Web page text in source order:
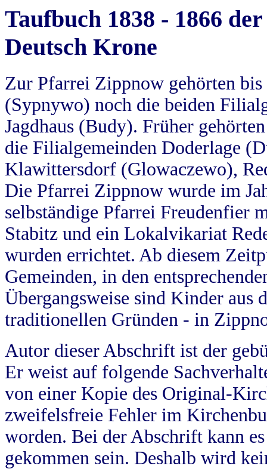
Taufbuch 1838 - 1866
Deutsch Krone
Zur Pfarrei Zippnow gehörten
(Sypnywo) noch die beiden
Jagdhaus (Budy). Früher
die Filialgemeinden Doderlage
Klawittersdorf (Glowaczewo),
Die Pfarrei Zippnow wurde im
selbständige Pfarrei Freudenfier
Stabitz und ein Lokalvikariat
wurden errichtet. Ab diesem
Gemeinden, in den
Übergangsweise sind Kinder aus
traditionellen Gründen - in
Autor dieser Abschrift ist der
Er weist auf folgende
von einer Kopie des Original-
zweifelsfreie Fehler im
worden. Bei der Abschrift kann
gekommen sein. Deshalb wird